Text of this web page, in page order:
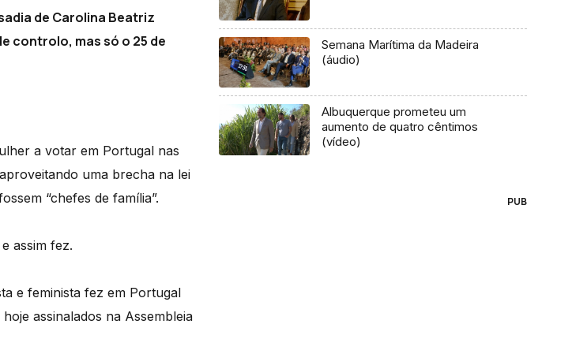
de Carolina Beatriz
controlo, mas só o 25 de
a votar em Portugal nas
uma brecha na lei
“chefes de família”.
assim fez.
e feminista fez em Portugal
assinalados na Assembleia
Semana Marítima da Madeira
(áudio)
Albuquerque prometeu um
aumento de quatro cêntimos
(vídeo)
PUB